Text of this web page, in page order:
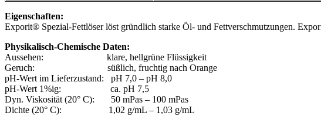
Eigenschaften:
Exporit® Spezial-Fettlöser löst gründlich starke Öl- und Fettverschmutzungen.
Physikalisch-Chemische Daten:
Aussehen: klare, hellgrüne Flüssigkeit
Geruch: süßlich, fruchtig nach Orange
pH-Wert im Lieferzustand: pH 7,0 – pH 8,0
pH-Wert 1%ig: ca. pH 7,5
Dyn. Viskosität (20° C): 50 mPas – 100 mPas
Dichte (20° C): 1,02 g/mL – 1,03 g/mL